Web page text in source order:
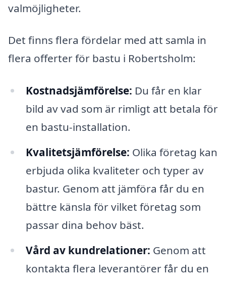
valmöjligheter.
Det finns flera fördelar med att samla in
flera offerter för bastu i Robertsholm:
Kostnadsjämförelse: Du får en klar
bild av vad som är rimligt att betala för
en bastu-installation.
Kvalitetsjämförelse: Olika företag kan
erbjuda olika kvaliteter och typer av
bastur. Genom att jämföra får du en
bättre känsla för vilket företag som
passar dina behov bäst.
Vård av kundrelationer: Genom att
kontakta flera leverantörer får du en